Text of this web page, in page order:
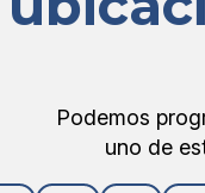
Podemos
uno de